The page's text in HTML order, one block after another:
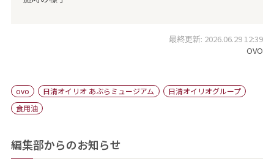
最終更新: 2026.06.29 12:39
OVO
ovo 日清オイリオ あぶらミュージアム
日清オイリオグループ
食用油
編集部からのお知らせ